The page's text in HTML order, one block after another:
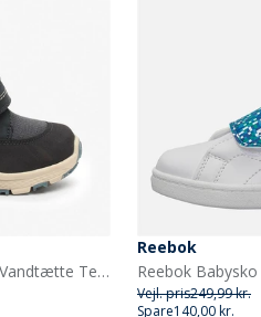
Bisgaard Børne Spencer Vandtætte Tex Støvler Navy
Reebok
Vejl. pris249,99 kr.
Spare140,00 kr.